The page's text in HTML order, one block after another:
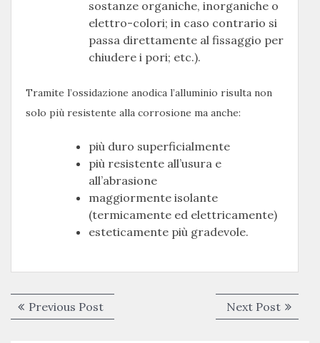
sostanze organiche, inorganiche o
elettro-colori; in caso contrario si
passa direttamente al fissaggio per
chiudere i pori; etc.).
Tramite l’ossidazione anodica l’alluminio risulta non
solo più resistente alla corrosione ma anche:
più duro superficialmente
più resistente all’usura e
all’abrasione
maggiormente isolante
(termicamente ed elettricamente)
esteticamente più gradevole.
Navigazione
articoli
Previous PostPrevious
post:
Next PostNext
post: